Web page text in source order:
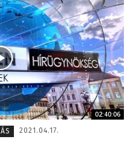
02:40:06
2021.04.17.